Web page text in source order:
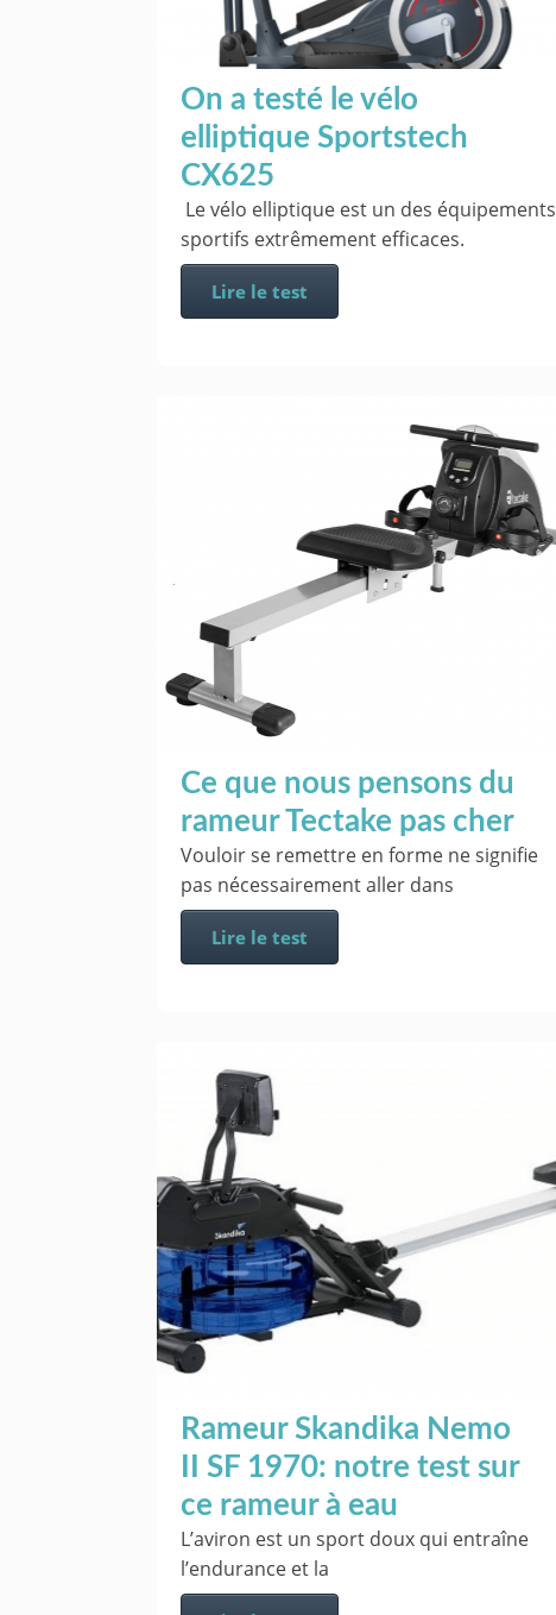
On a testé le vélo
elliptique Sportstech
CX625
Le vélo elliptique est un des équipements
sportifs extrêmement efficaces.
Lire le test
Ce que nous pensons du
rameur Tectake pas cher
Vouloir se remettre en forme ne signifie
pas nécessairement aller dans
Lire le test
Rameur Skandika Nemo
II SF 1970: notre test sur
ce rameur à eau
L’aviron est un sport doux qui entraîne
l’endurance et la